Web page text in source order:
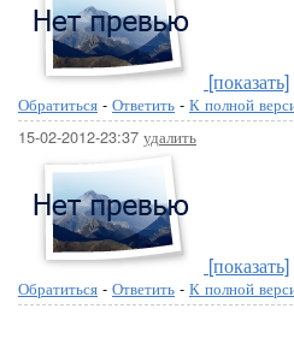
[показать]
Обратиться - Ответить - К полной
15-02-2012-23:37 удалить
[показать]
Обратиться - Ответить - К полной